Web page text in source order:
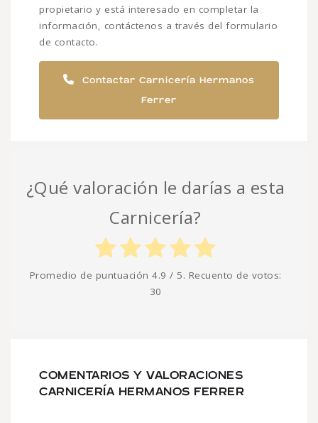
propietario y está interesado en completar la
información, contáctenos a través del formulario
de contacto.
Contactar Carnicería Hermanos
Ferrer
¿Qué valoración le darías a esta
Carnicería?
Promedio de puntuación 4.9 / 5. Recuento de votos:
30
COMENTARIOS Y VALORACIONES
CARNICERÍA HERMANOS FERRER